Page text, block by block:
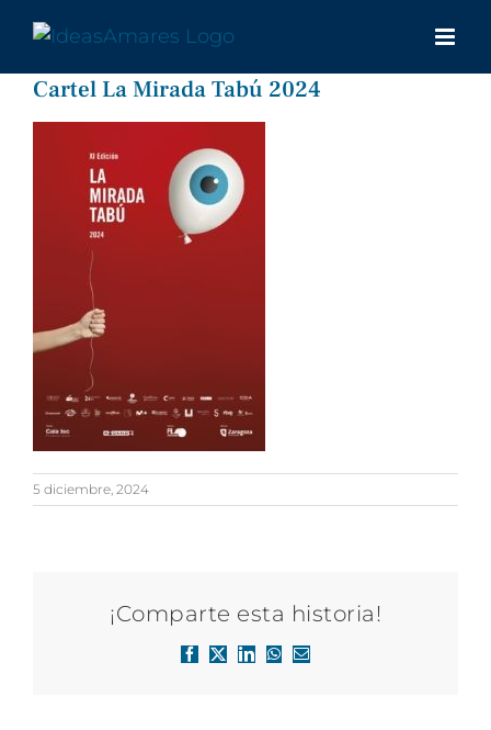
contenido
Cartel La Mirada Tabú 2024
5 diciembre, 2024
¡Comparte esta historia!
Facebook
X LinkedInWhatsApp
Correo